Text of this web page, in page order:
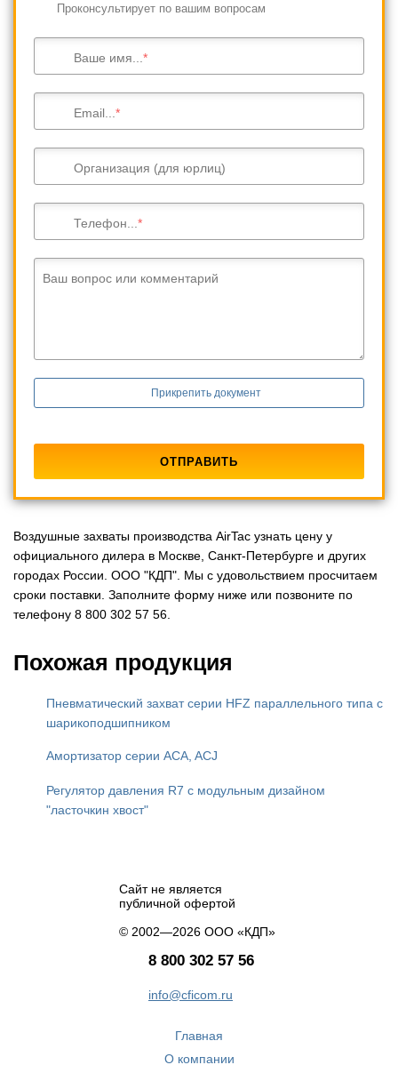
Проконсультирует по вашим вопросам
Ваше имя...
Email...
Организация (для юрлиц)
Телефон...
Ваш вопрос или комментарий
Прикрепить документ
Воздушные захваты производства AirTac узнать цену у
официального дилера в Москве, Санкт-Петербурге и других
городах России. ООО "КДП". Мы с удовольствием просчитаем
сроки поставки. Заполните форму ниже или позвоните по
телефону 8 800 302 57 56.
Похожая продукция
Пневматический захват серии HFZ параллельного типа с
шарикоподшипником
Амортизатор серии ACA, ACJ
Регулятор давления R7 с модульным дизайном
"ласточкин хвост"
Сайт не является
публичной офертой
© 2002—2026 ООО «КДП»
8 800 302 57 56
info@cficom.ru
Главная
О компании